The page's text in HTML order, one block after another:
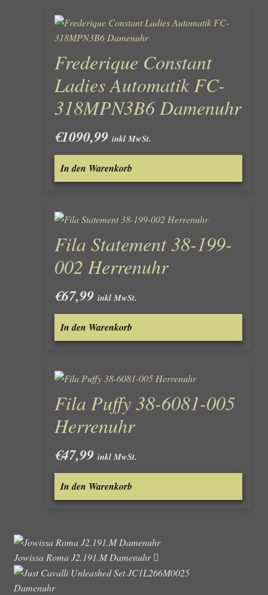
Frederique Constant
Ladies Automatik FC-
318MPN3B6 Damenuhr
€1090,99 inkl MwSt.
In den Warenkorb
Fila Statement 38-199-
002 Herrenuhr
€67,99 inkl MwSt.
In den Warenkorb
Fila Puffy 38-6081-005
Herrenuhr
€47,99 inkl MwSt.
In den Warenkorb
Jowissa Roma J2.191.M Damenuhr